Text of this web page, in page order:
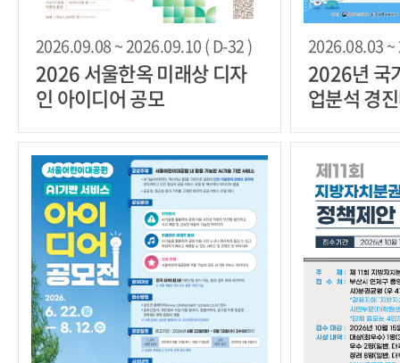
2026.09.08 ~ 2026.09.10 ( D-32 )
2026 서울한옥 미래상 디자
인 아이디어 공모
2026.08.03 ~
2026년 국
업분석 경